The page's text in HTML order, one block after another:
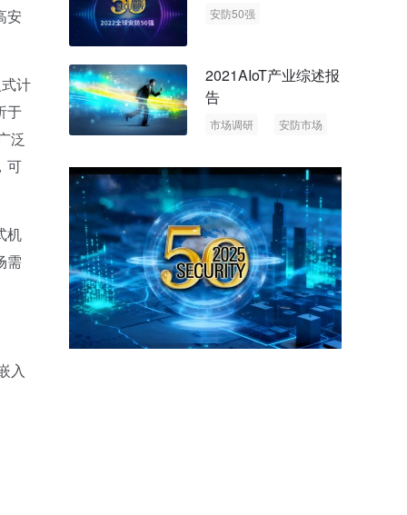
安
计
于
泛
可
机
需
入
安防50强
2021AIoT产业综述报
告
市场调研
安防市场